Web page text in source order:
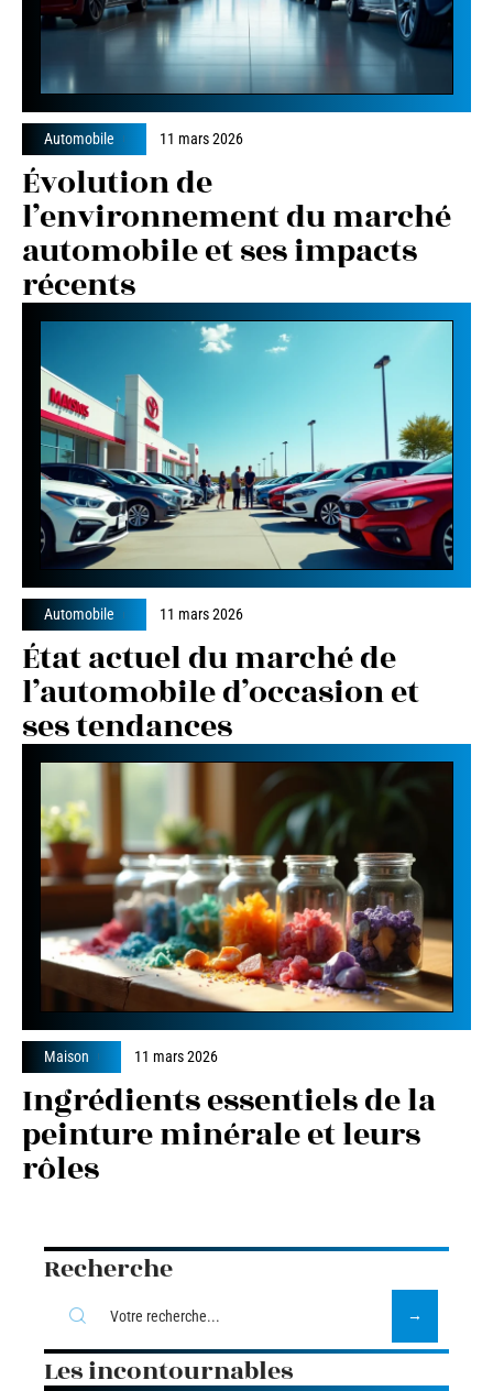
Automobile 11 mars 2026
Évolution de
l’environnement du marché
automobile et ses impacts
récents
Automobile 11 mars 2026
État actuel du marché de
l’automobile d’occasion et
ses tendances
Maison 11 mars 2026
Ingrédients essentiels de la
peinture minérale et leurs
rôles
Recherche
Les incontournables